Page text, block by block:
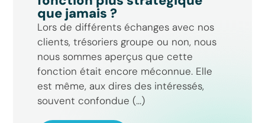
que jamais ?
Lors de différents échanges avec nos
clients, trésoriers groupe ou non, nous
nous sommes aperçus que cette
fonction était encore méconnue. Elle
est même, aux dires des intéressés,
souvent confondue (...)